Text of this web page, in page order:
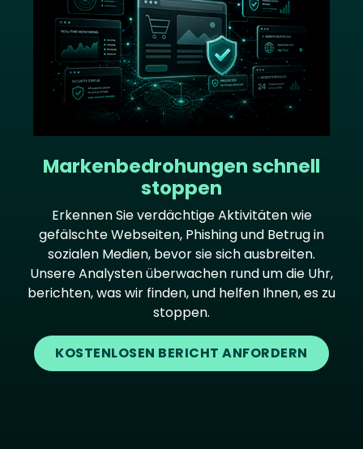
Markenbedrohungen schnell
stoppen
Erkennen Sie verdächtige Aktivitäten wie
gefälschte Webseiten, Phishing und Betrug in
sozialen Medien, bevor sie sich ausbreiten.
Unsere Analysten überwachen rund um die Uhr,
berichten, was wir finden, und helfen Ihnen, es zu
stoppen.
KOSTENLOSEN BERICHT ANFORDERN